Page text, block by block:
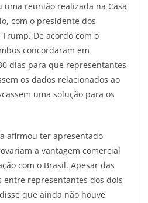
reunião realizada na Casa
com o presidente dos
De acordo com o
concordaram em
dias para que representantes
os dados relacionados ao
uma solução para os
afirmou ter apresentado
a vantagem comercial
com o Brasil. Apesar das
entre representantes dos dois
que ainda não houve